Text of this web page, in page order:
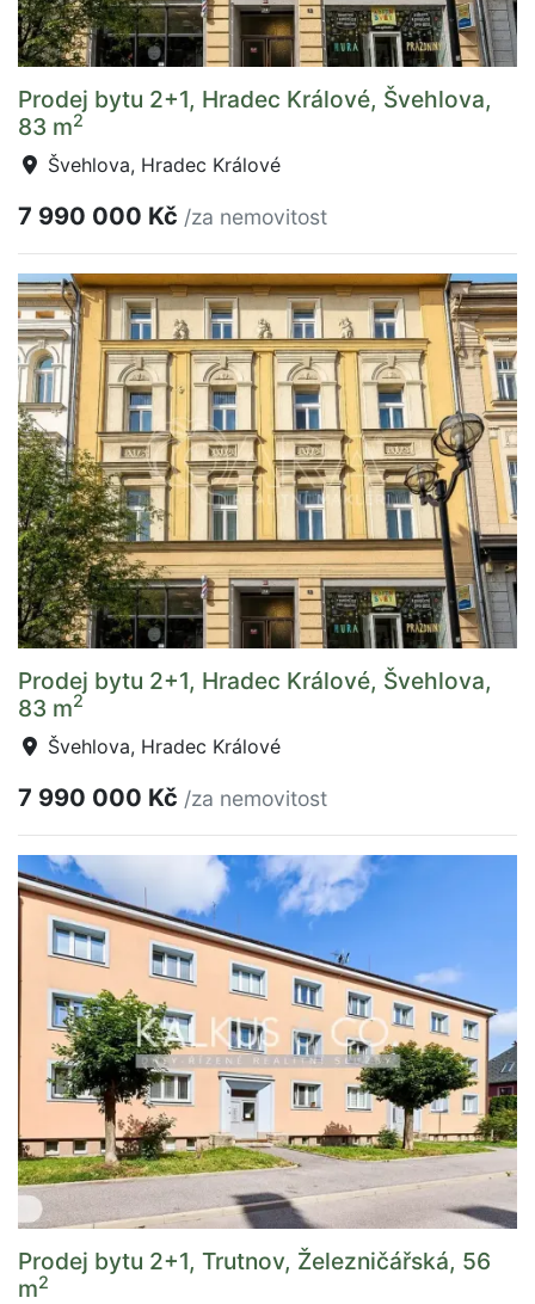
Prodej bytu 2+1, Hradec Králové, Švehlova,
83 m2
Švehlova, Hradec Králové
7 990 000 Kč /za nemovitost
Prodej bytu 2+1, Hradec Králové, Švehlova,
83 m2
Švehlova, Hradec Králové
7 990 000 Kč /za nemovitost
Prodej bytu 2+1, Trutnov, Železničářská, 56
m2